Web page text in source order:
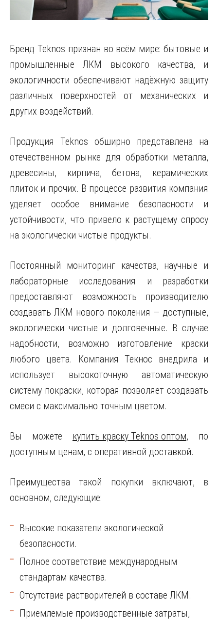
Бренд Teknos признан во всём мире: бытовые и
промышленные ЛКМ высокого качества, и
экологичности обеспечивают надёжную защиту
различных поверхностей от механических и
других воздействий.
Продукция Teknos обширно представлена на
отечественном рынке для обработки металла,
древесины, кирпича, бетона, керамических
плиток и прочих. В процессе развития компания
уделяет особое внимание безопасности и
устойчивости, что привело к растущему спросу
на экологически чистые продукты.
Постоянный мониторинг качества, научные и
лабораторные исследования и разработки
предоставляют возможность производителю
создавать ЛКМ нового поколения — доступные,
экологически чистые и долговечные. В случае
надобности, возможно изготовление краски
любого цвета. Компания Текнос внедрила и
использует высокоточную автоматическую
систему покраски, которая позволяет создавать
смеси с максимально точным цветом.
Вы можете купить краску Teknos оптом, по
доступным ценам, с оперативной доставкой.
Преимущества такой покупки включают, в
основном, следующие:
Высокие показатели экологической
безопасности.
Полное соответствие международным
стандартам качества.
Отсутствие растворителей в составе ЛКМ.
Приемлемые производственные затраты,